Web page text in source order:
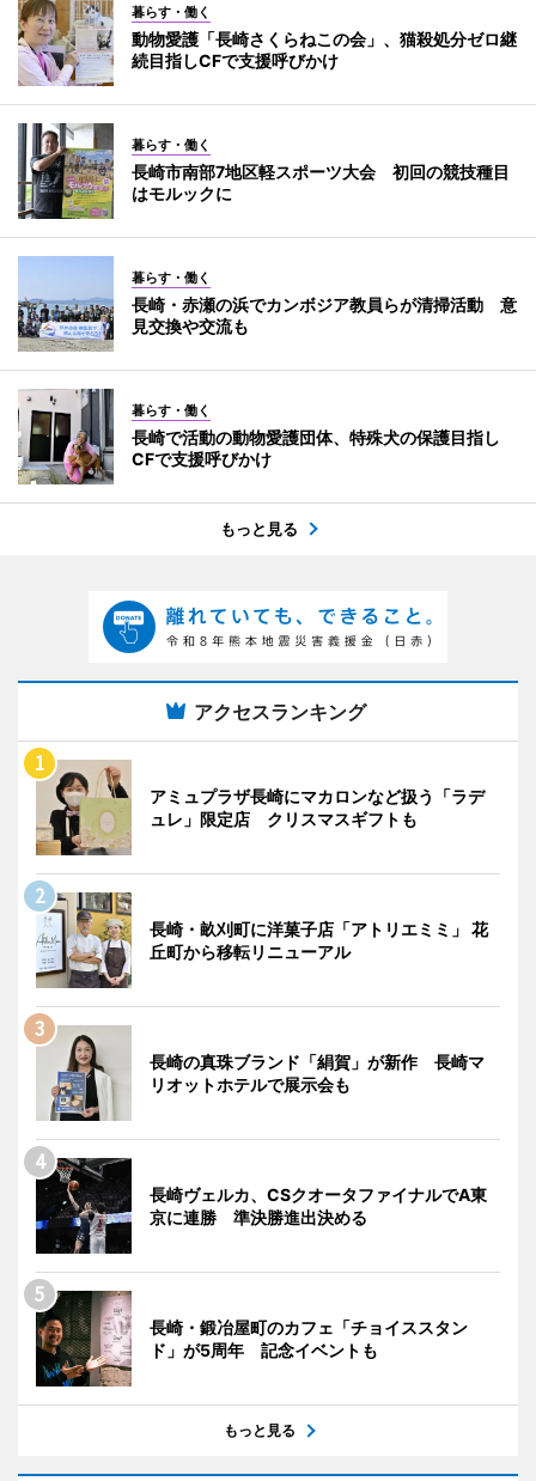
暮らす・働く
動物愛護「長崎さくらねこの会」、猫殺処分ゼロ継
続目指しCFで支援呼びかけ
暮らす・働く
長崎市南部7地区軽スポーツ大会 初回の競技種目
はモルックに
暮らす・働く
長崎・赤瀬の浜でカンボジア教員らが清掃活動 意
見交換や交流も
暮らす・働く
長崎で活動の動物愛護団体、特殊犬の保護目指し
CFで支援呼びかけ
もっと見る
アクセスランキング
アミュプラザ長崎にマカロンなど扱う「ラデ
ュレ」限定店 クリスマスギフトも
長崎・畝刈町に洋菓子店「アトリエミミ」 花
丘町から移転リニューアル
長崎の真珠ブランド「絹賀」が新作 長崎マ
リオットホテルで展示会も
長崎ヴェルカ、CSクオータファイナルでA東
京に連勝 準決勝進出決める
長崎・鍛冶屋町のカフェ「チョイススタン
ド」が5周年 記念イベントも
もっと見る